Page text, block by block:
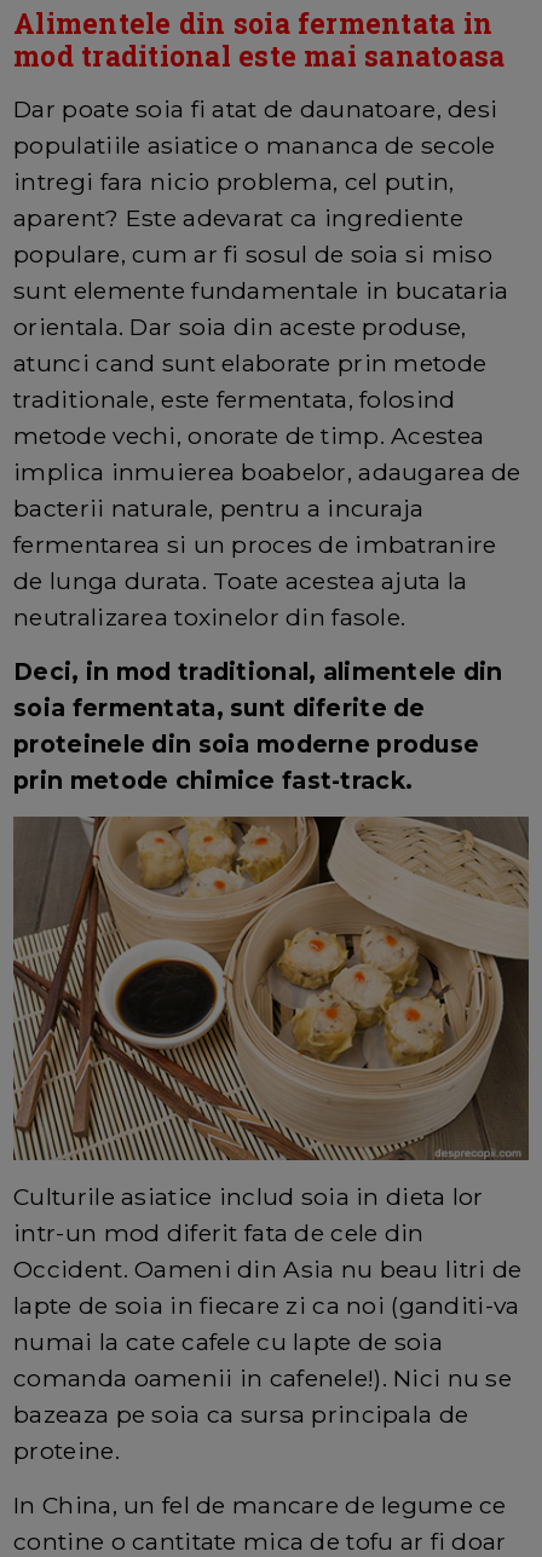
Alimentele din soia fermentata in
mod traditional este mai sanatoasa
Dar poate soia fi atat de daunatoare, desi
populatiile asiatice o mananca de secole
intregi fara nicio problema, cel putin,
aparent? Este adevarat ca ingrediente
populare, cum ar fi sosul de soia si miso
sunt elemente fundamentale in bucataria
orientala. Dar soia din aceste produse,
atunci cand sunt elaborate prin metode
traditionale, este fermentata, folosind
metode vechi, onorate de timp. Acestea
implica inmuierea boabelor, adaugarea de
bacterii naturale, pentru a incuraja
fermentarea si un proces de imbatranire
de lunga durata. Toate acestea ajuta la
neutralizarea toxinelor din fasole.
Deci, in mod traditional, alimentele din
soia fermentata, sunt diferite de
proteinele din soia moderne produse
prin metode chimice fast-track.
Culturile asiatice includ soia in dieta lor
intr-un mod diferit fata de cele din
Occident. Oameni din Asia nu beau litri de
lapte de soia in fiecare zi ca noi (ganditi-va
numai la cate cafele cu lapte de soia
comanda oamenii in cafenele!). Nici nu se
bazeaza pe soia ca sursa principala de
proteine.
In China, un fel de mancare de legume ce
contine o cantitate mica de tofu ar fi doar